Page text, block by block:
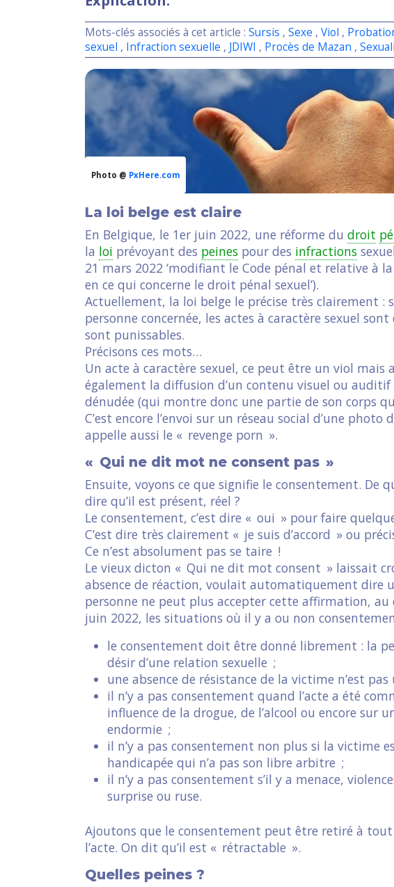
Mots-clés associés à cet article : Sursis , Sexe , Viol ,
sexuel , Infraction sexuelle , JDIWI , Procès de Mazan ,
Photo @ PxHere.com
La loi belge est claire
En Belgique, le 1er juin 2022, une réforme du droit
la loi prévoyant des peines pour des infractions
21 mars 2022 ‘modifiant le Code pénal et relative à
en ce qui concerne le droit pénal sexuel’).
Actuellement, la loi belge le précise très clairement :
personne concernée, les actes à caractère sexuel
sont punissables.
Précisons ces mots…
Un acte à caractère sexuel, ce peut être un viol mais
également la diffusion d’un contenu visuel ou
dénudée (qui montre donc une partie de son corps
C’est encore l’envoi sur un réseau social d’une photo
appelle aussi le « revenge porn ».
« Qui ne dit mot ne consent pas »
Ensuite, voyons ce que signifie le consentement. De
dire qu’il est présent, réel ?
Le consentement, c’est dire « oui » pour faire
C’est dire très clairement « je suis d’accord » ou
Ce n’est absolument pas se taire !
Le vieux dicton « Qui ne dit mot consent » laissait
absence de réaction, voulait automatiquement dire
personne ne peut plus accepter cette affirmation,
juin 2022, les situations où il y a ou non
le consentement doit être donné librement : la
désir d’une relation sexuelle ;
une absence de résistance de la victime n’est
il n’y a pas consentement quand l’acte a été
influence de la drogue, de l’alcool ou encore sur
endormie ;
il n’y a pas consentement non plus si la victime
handicapée qui n’a pas son libre arbitre ;
il n’y a pas consentement s’il y a menace,
surprise ou ruse.
Ajoutons que le consentement peut être retiré à
l’acte. On dit qu’il est « rétractable ».
Quelles peines ?